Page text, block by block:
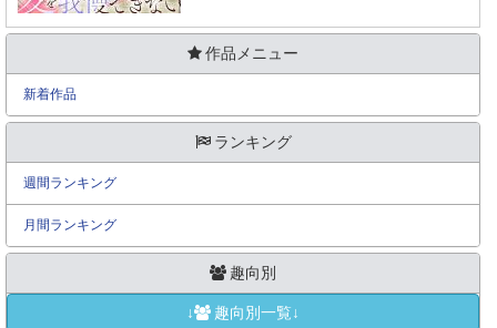
作品メニュー
新着作品
ランキング
週間ランキング
月間ランキング
趣向別
↓ 趣向別一覧↓